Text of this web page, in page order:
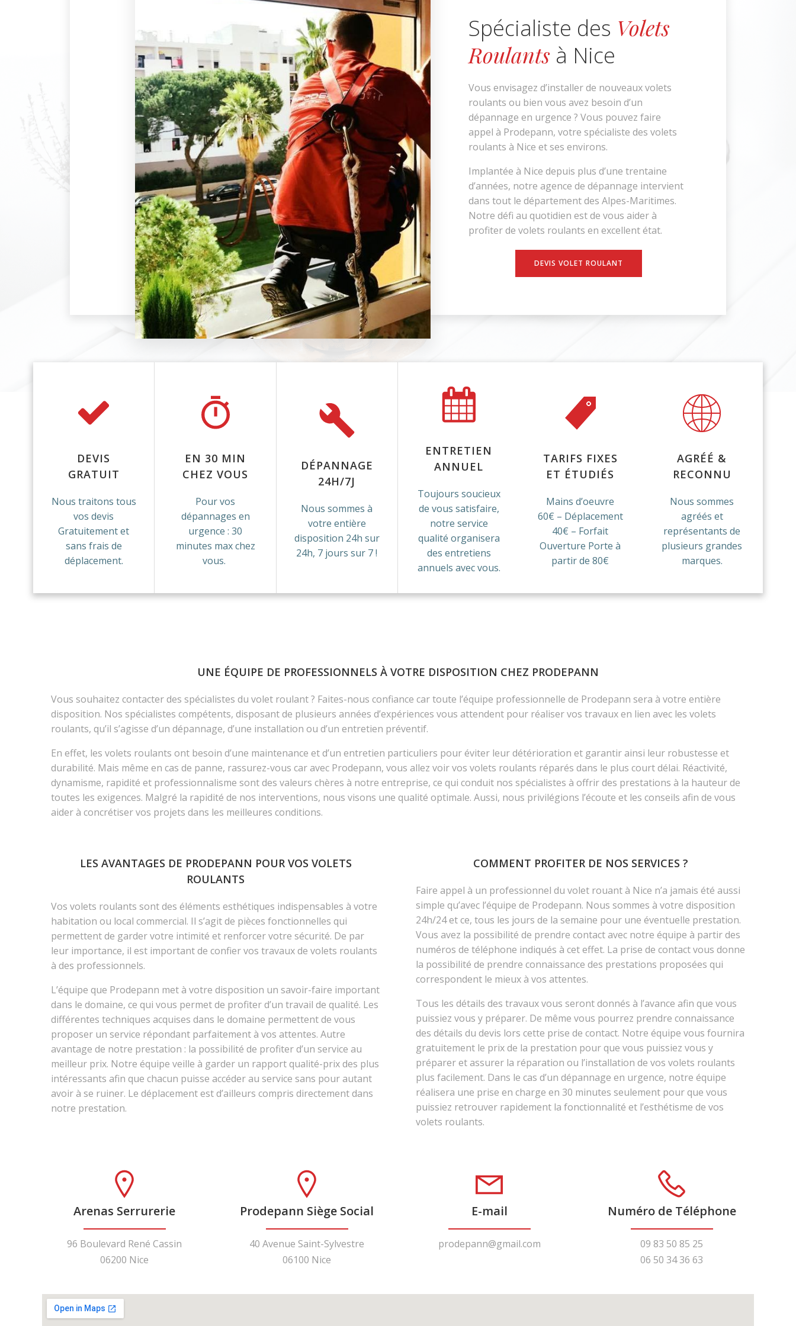
Spécialiste des Volets
Roulants à Nice
Vous envisagez d’installer de nouveaux volets
roulants ou bien vous avez besoin d’un
dépannage en urgence ? Vous pouvez faire
appel à Prodepann, votre spécialiste des volets
roulants à Nice et ses environs.
Implantée à Nice depuis plus d’une trentaine
d’années, notre agence de dépannage intervient
dans tout le département des Alpes-Maritimes.
Notre défi au quotidien est de vous aider à
profiter de volets roulants en excellent état.
DEVIS VOLET ROULANT
DEVIS
GRATUIT
Nous traitons tous
vos devis
Gratuitement et
sans frais de
déplacement.
EN 30 MIN
CHEZ VOUS
Pour vos
dépannages en
urgence : 30
minutes max chez
vous.
DÉPANNAGE
24H/7J
Nous sommes à
votre entière
disposition 24h sur
24h, 7 jours sur 7 !
ENTRETIEN
ANNUEL
Toujours soucieux
de vous satisfaire,
notre service
qualité organisera
des entretiens
annuels avec vous.
TARIFS FIXES
ET ÉTUDIÉS
Mains d’oeuvre
60€ – Déplacement
40€ – Forfait
Ouverture Porte à
partir de 80€
AGRÉÉ &
RECONNU
Nous sommes
agréés et
représentants de
plusieurs grandes
marques.
UNE ÉQUIPE DE PROFESSIONNELS À VOTRE DISPOSITION CHEZ PRODEPANN
Vous souhaitez contacter des spécialistes du volet roulant ? Faites-nous confiance car toute l’équipe professionnelle de Prodepann sera à votre entière
disposition. Nos spécialistes compétents, disposant de plusieurs années d’expériences vous attendent pour réaliser vos travaux en lien avec les volets
roulants, qu’il s’agisse d’un dépannage, d’une installation ou d’un entretien préventif.
En effet, les volets roulants ont besoin d’une maintenance et d’un entretien particuliers pour éviter leur détérioration et garantir ainsi leur robustesse et
durabilité. Mais même en cas de panne, rassurez-vous car avec Prodepann, vous allez voir vos volets roulants réparés dans le plus court délai. Réactivité,
dynamisme, rapidité et professionnalisme sont des valeurs chères à notre entreprise, ce qui conduit nos spécialistes à offrir des prestations à la hauteur de
toutes les exigences. Malgré la rapidité de nos interventions, nous visons une qualité optimale. Aussi, nous privilégions l’écoute et les conseils afin de vous
aider à concrétiser vos projets dans les meilleures conditions.
LES AVANTAGES DE PRODEPANN POUR VOS VOLETS
ROULANTS
Vos volets roulants sont des éléments esthétiques indispensables à votre
habitation ou local commercial. Il s’agit de pièces fonctionnelles qui
permettent de garder votre intimité et renforcer votre sécurité. De par
leur importance, il est important de confier vos travaux de volets roulants
à des professionnels.
L’équipe que Prodepann met à votre disposition un savoir-faire important
dans le domaine, ce qui vous permet de profiter d’un travail de qualité. Les
différentes techniques acquises dans le domaine permettent de vous
proposer un service répondant parfaitement à vos attentes. Autre
avantage de notre prestation : la possibilité de profiter d’un service au
meilleur prix. Notre équipe veille à garder un rapport qualité-prix des plus
intéressants afin que chacun puisse accéder au service sans pour autant
avoir à se ruiner. Le déplacement est d’ailleurs compris directement dans
notre prestation.
COMMENT PROFITER DE NOS SERVICES ?
Faire appel à un professionnel du volet rouant à Nice n’a jamais été aussi
simple qu’avec l’équipe de Prodepann. Nous sommes à votre disposition
24h/24 et ce, tous les jours de la semaine pour une éventuelle prestation.
Vous avez la possibilité de prendre contact avec notre équipe à partir des
numéros de téléphone indiqués à cet effet. La prise de contact vous donne
la possibilité de prendre connaissance des prestations proposées qui
correspondent le mieux à vos attentes.
Tous les détails des travaux vous seront donnés à l’avance afin que vous
puissiez vous y préparer. De même vous pourrez prendre connaissance
des détails du devis lors cette prise de contact. Notre équipe vous fournira
gratuitement le prix de la prestation pour que vous puissiez vous y
préparer et assurer la réparation ou l’installation de vos volets roulants
plus facilement. Dans le cas d’un dépannage en urgence, notre équipe
réalisera une prise en charge en 30 minutes seulement pour que vous
puissiez retrouver rapidement la fonctionnalité et l’esthétisme de vos
volets roulants.
Arenas Serrurerie
96 Boulevard René Cassin
06200 Nice
Prodepann Siège Social
40 Avenue Saint-Sylvestre
06100 Nice
E-mail
prodepann@gmail.com
Numéro de Téléphone
09 83 50 85 25
06 50 34 36 63